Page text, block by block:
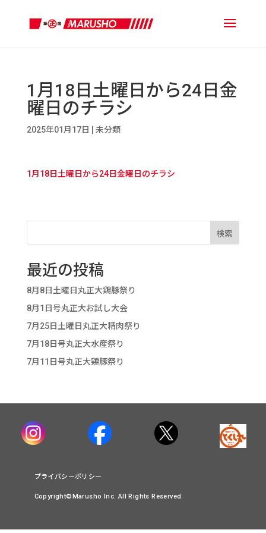
1月18日土曜日から24日金
曜日のチラシ
2025年01月17日 未分類
1月18日土曜日から24日金曜日のチラシ
検索
最近の投稿
8月8日土曜日丸正大鶏豚祭り
8月1日号丸正大お試し大会
7月25日土曜日丸正大精肉祭り
7月18日号丸正大水産祭り
7月11日号丸正大鶏豚祭り
プライバシーポリシー
Copyright©Marusho Inc. All Rights Reserved.